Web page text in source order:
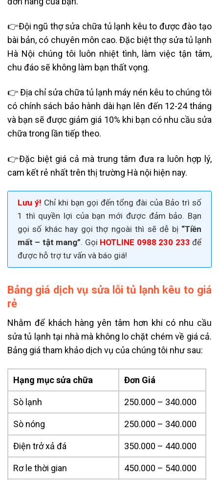
👉Đội ngũ thợ sửa chữa tủ lạnh kêu to được đào tạo
bài bản, có chuyên môn cao. Đặc biệtthợ sửa tủ lạnh
Hà Nội chúng tôi luôn nhiệt tình, làm việc tận tâm,
chu đáo sẽ không làm bạn thất vọng.
👉 Địa chỉ sửa chữa tủ lạnh máy nén kêu to chúng tôi
có chính sách bảo hành dài hạn lên đến 12-24 tháng
và bạn sẽ được giảm giá 10% khi bạn có nhu cầu sửa
chữa trong lần tiếp theo.
👉Đặc biệt giá cả mà trung tâm đưa ra luôn hợp lý,
cam kết rẻ nhất trên thị trường Hà nội hiện nay.
Lưu ý! Chỉ khi bạn gọi đến tổng đài của Bảo trì số
1 thì quyền lợi của bạn mới được đảm bảo. Bạn
gọi số khác hay gọi thợ ngoài thì sẽ dễ bị “Tiền
mất – tật mang”. Gọi HOTLINE 0988 230 233 để
được hỗ trợ tư vấn và báo giá!
Bảng giá dịch vụ sửa lỗi tủ lạnh kêu to giá
rẻ
Nhằm để khách hàng yên tâm hơn khi có nhu cầu
sửa tủ lạnh tại nhà mà không lo chặt chém về giá cả.
Bảng giá tham khảo dịch vụ của chúng tôi như sau:
Hạng mục sửa chữa Đơn Giá
Sò lạnh 250.000 – 340.000
Sò nóng 250.000 – 340.000
Điện trở xả đá 350.000 – 440.000
Rơ le thời gian 450.000 – 540.000